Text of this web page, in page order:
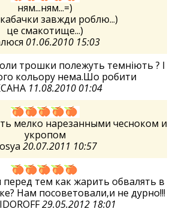
ням...ням...=)
кабачки завжди роблю...)
це смакотище...)
01.06.2010 15:03
трошки полежуть темніють ? І
кольору нема.Шо робити
11.08.2010 01:04
мелко нарезанными чесноком и
укропом
20.07.2011 10:57
тем как жарить обвалять в
Нам посоветовали,и не дурно!!!
29.05.2012 18:01